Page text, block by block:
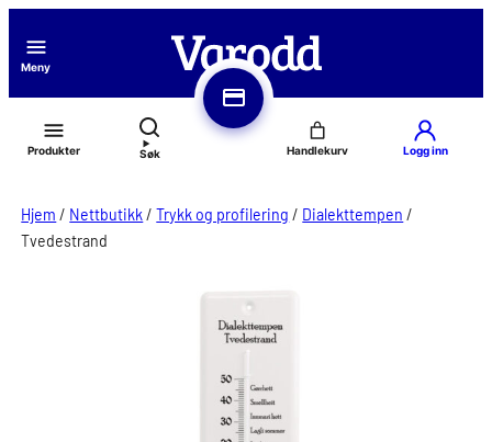
Meny
Produkter Søk Logg inn
Hjem / Nettbutikk/Trykk og profilering / Dialekttempen /
Tvedestrand